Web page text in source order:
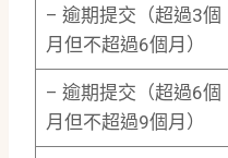
– 逾期提交（超過3個
月但不超過6個月）
– 逾期提交（超過6個
月但不超過9個月）